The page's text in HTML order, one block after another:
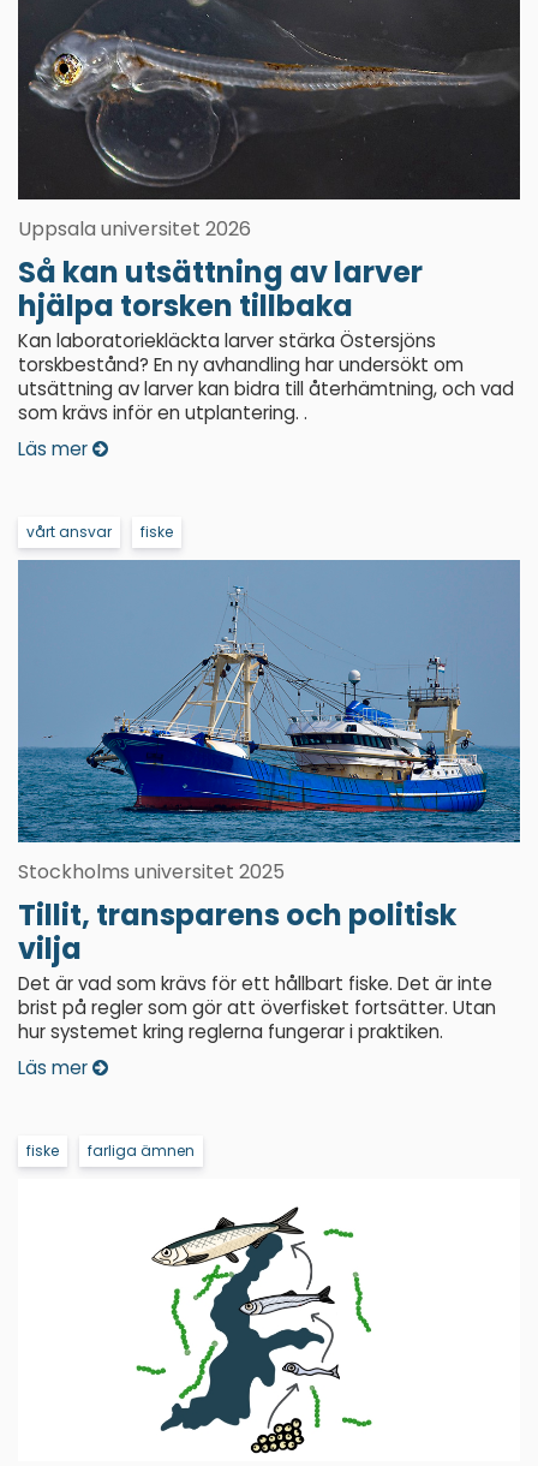
Uppsala universitet 2026
Så kan utsättning av larver
hjälpa torsken tillbaka
Kan laboratoriekläckta larver stärka Östersjöns
torskbestånd? En ny avhandling har undersökt om
utsättning av larver kan bidra till återhämtning, och vad
som krävs inför en utplantering. .
Läs mer
vårt ansvar fiske
Stockholms universitet 2025
Tillit, transparens och politisk
vilja
Det är vad som krävs för ett hållbart fiske. Det är inte
brist på regler som gör att överfisket fortsätter. Utan
hur systemet kring reglerna fungerar i praktiken.
Läs mer
fiske farliga ämnen